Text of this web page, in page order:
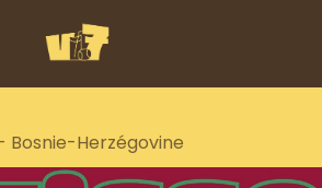
Bosnie-Herzégovine